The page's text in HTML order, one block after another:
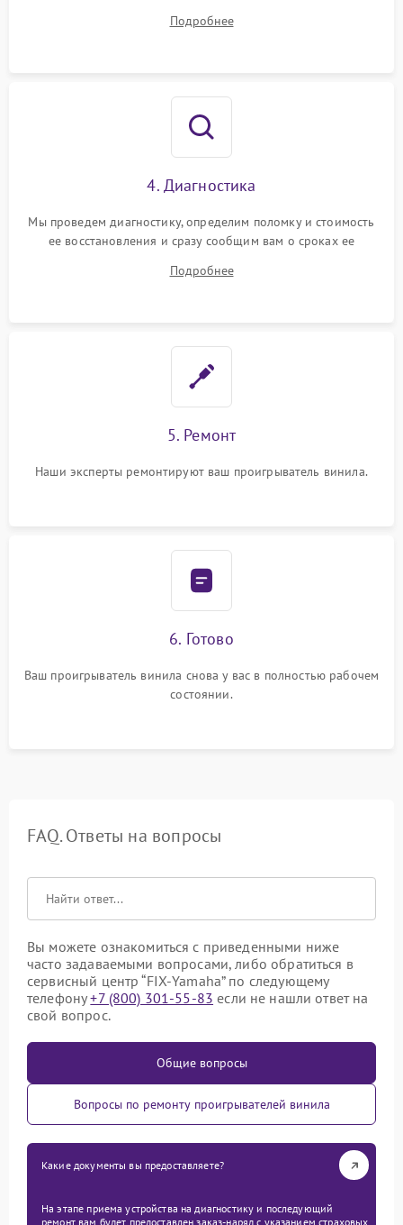
Подробнее
4. Диагностика
Мы проведем диагностику, определим поломку и стоимость
ее восстановления и сразу сообщим вам о сроках ее
Подробнее
5. Ремонт
Наши эксперты ремонтируют ваш проигрыватель винила.
6. Готово
Ваш проигрыватель винила снова у вас в полностью рабочем
состоянии.
FAQ. Ответы на вопросы
Вы можете ознакомиться с приведенными ниже
часто задаваемыми вопросами, либо обратиться в
сервисный центр “FIX-Yamaha” по следующему
телефону+7 (800) 301-55-83 если не нашли ответ на
свой вопрос.
Общие вопросы
Вопросы по ремонту проигрывателей винила
Какие документы вы предоставляете?
На этапе приема устройства на диагностику и последующий
ремонт вам будет предоставлен заказ-наряд с указанием страховых